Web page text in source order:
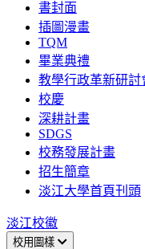
書封面
插圖漫畫
TQM
畢業典禮
教學行政革新研討
校慶
深耕計畫
SDGS
校務發展計畫
招生簡章
淡江大學首頁刊頭
淡江校徽
校用圖樣